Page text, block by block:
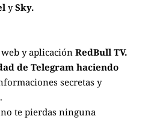
ySky.
y aplicación RedBull TV.
de Telegram haciendo
secretas y
te pierdas ninguna